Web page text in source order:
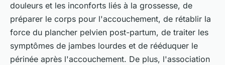
douleurs et les inconforts liés à la grossesse, de
préparer le corps pour l'accouchement, de rétablir la
force du plancher pelvien post-partum, de traiter les
symptômes de jambes lourdes et de rééduquer le
périnée après l'accouchement. De plus, l'association